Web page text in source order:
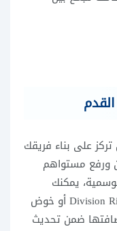
على بناء فريقك
ورفع مستواهم
يمكنك
قيادة فريقك نحو القمة في طور Division Rivals أو خوض
ضمن تحديث